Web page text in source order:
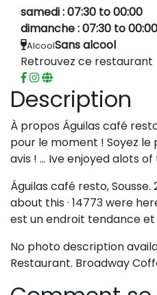
samedi : 07:30 to 00:00
dimanche : 07:30 to 00:00
AlcoolSans alcool
Retrouvez ce restaurant
Description
À propos Águilas café
pour le moment ! Soyez
avis ! … Ive enjoyed alots of
Águilas café resto, Sousse.
about this · 14773 were
est un endroit tendance
No photo description
Restaurant. Broadway